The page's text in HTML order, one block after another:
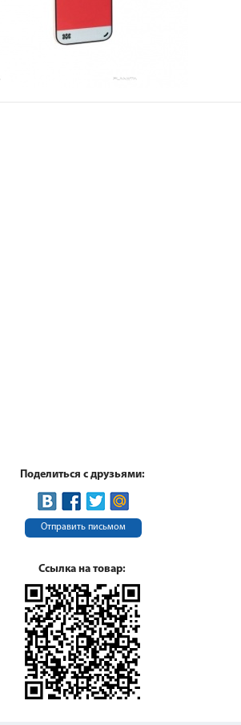
Поделиться с друзьями:
Отправить письмом
Ссылка на товар: